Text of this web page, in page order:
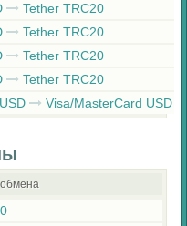
Tether TRC20
Tether TRC20
Tether TRC20
Tether TRC20
Visa/MasterCard USD